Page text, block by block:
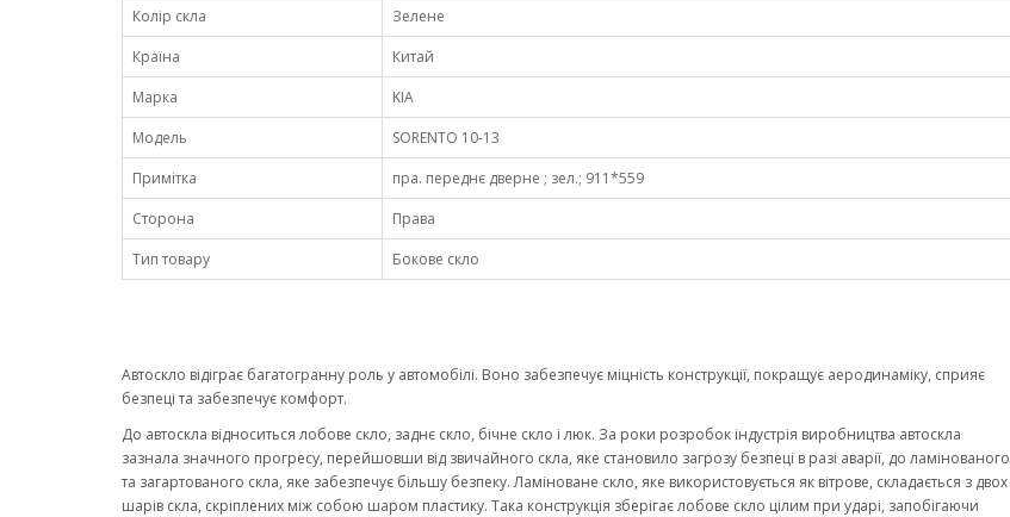
Колір скла
Зелене
Країна
Китай
Марка
KIA
Модель
SORENTO 10-13
Примітка
пра. переднє дверне ; зел.; 911*559
Сторона
Права
Тип товару
Бокове скло
Автоскло відіграє багатогранну роль у автомобілі. Воно забезпечує міцність конструкції, покращує аеродинаміку, сприяє
безпеці та забезпечує комфорт.
До автоскла відноситься лобове скло, заднє скло, бічне скло і люк. За роки розробок індустрія виробництва автоскла
зазнала значного прогресу, перейшовши від звичайного скла, яке становило загрозу безпеці в разі аварії, до ламінованого
та загартованого скла, яке забезпечує більшу безпеку. Ламіноване скло, яке використовується як вітрове, складається з двох
шарів скла, скріплених між собою шаром пластику. Така конструкція зберігає лобове скло цілим при ударі, запобігаючи